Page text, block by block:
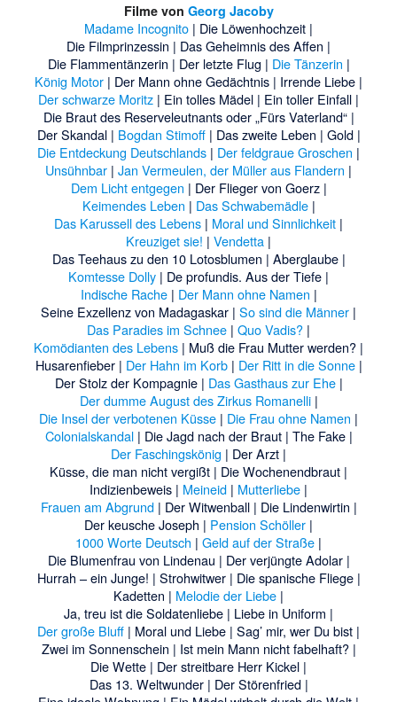
Filme von Georg Jacoby
Madame Incognito | Die Löwenhochzeit |
Die Filmprinzessin | Das Geheimnis des Affen |
Die Flammentänzerin | Der letzte Flug | Die Tänzerin |
König Motor | Der Mann ohne Gedächtnis | Irrende Liebe |
Der schwarze Moritz | Ein tolles Mädel | Ein toller Einfall |
Die Braut des Reserveleutnants oder „Fürs Vaterland“|
Der Skandal| Bogdan Stimoff| Das zweite Leben | Gold|
Die Entdeckung Deutschlands | Der feldgraue Groschen |
Unsühnbar | Jan Vermeulen, der Müller aus Flandern |
Dem Licht entgegen | Der Flieger von Goerz|
Keimendes Leben | Das Schwabemädle|
Das Karussell des Lebens | Moral und Sinnlichkeit |
Kreuziget sie! | Vendetta |
Das Teehaus zu den 10 Lotosblumen | Aberglaube|
Komtesse Dolly | De profundis. Aus der Tiefe |
Indische Rache| Der Mann ohne Namen |
Seine Exzellenz von Madagaskar | So sind die Männer |
Das Paradies im Schnee | Quo Vadis? |
Komödianten des Lebens | Muß die Frau Mutter werden? |
Husarenfieber| Der Hahn im Korb| Der Ritt in die Sonne|
Der Stolz der Kompagnie| Das Gasthaus zur Ehe|
Der dumme August des Zirkus Romanelli|
Die Insel der verbotenen Küsse | Die Frau ohne Namen |
Colonialskandal| Die Jagd nach der Braut| The Fake|
Der Faschingskönig | Der Arzt |
Küsse, die man nicht vergißt | Die Wochenendbraut |
Indizienbeweis | Meineid | Mutterliebe |
Frauen am Abgrund| Der Witwenball| Die Lindenwirtin |
Der keusche Joseph | Pension Schöller |
1000 Worte Deutsch | Geld auf der Straße |
Die Blumenfrau von Lindenau | Der verjüngte Adolar|
Hurrah – ein Junge! | Strohwitwer| Die spanische Fliege|
Kadetten | Melodie der Liebe |
Ja, treu ist die Soldatenliebe | Liebe in Uniform |
Der große Bluff | Moral und Liebe | Sag’ mir, wer Du bist |
Zwei im Sonnenschein | Ist mein Mann nicht fabelhaft?|
Die Wette | Der streitbare Herr Kickel |
Das 13. Weltwunder| Der Störenfried|